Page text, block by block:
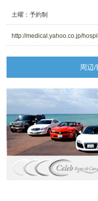
土曜：予約制
http://medical.yahoo.co.jp/
周辺/